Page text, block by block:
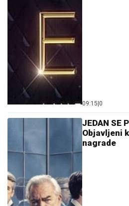
09:15 0
JEDAN SE
Objavljeni
nagrade